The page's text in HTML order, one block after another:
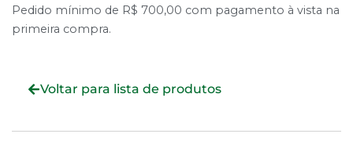
Pedido mínimo de R$ 700,00 com pagamento à vista na
primeira compra.
Voltar para lista de produtos